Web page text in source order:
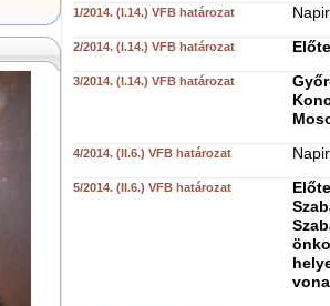
1/2014. (I.14.) VFB határozat
2/2014. (I.14.) VFB határozat
3/2014. (I.14.) VFB határozat
4/2014. (II.6.) VFB határozat
5/2014. (II.6.) VFB határozat